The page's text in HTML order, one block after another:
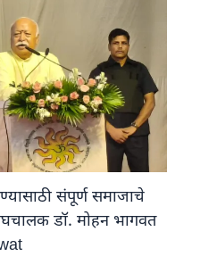
संपूर्ण समाजाचे
डॉ. मोहन भागवत